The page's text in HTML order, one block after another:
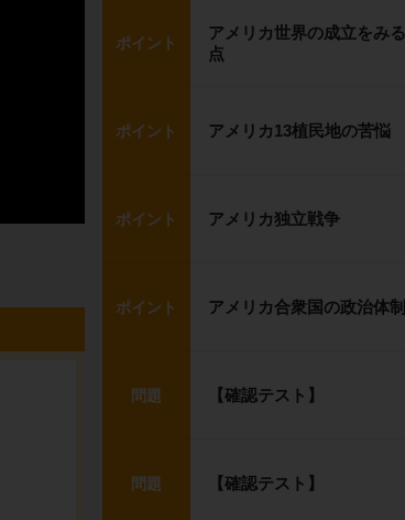
ポイント
アメリカ世界の成立をみ
点
ポイント アメリカ13植民地の苦悩
ポイント アメリカ独立戦争
ポイント アメリカ合衆国の政治体制
問題 【確認テスト】
問題 【確認テスト】